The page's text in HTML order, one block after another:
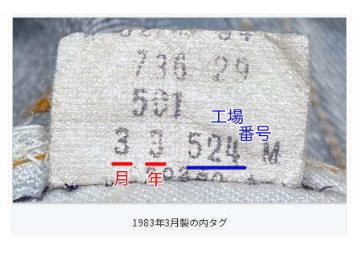
1983年3月製の内タグ